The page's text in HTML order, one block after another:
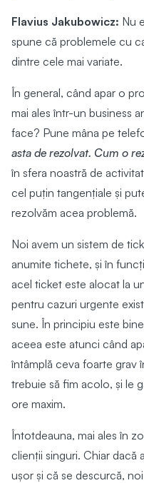
Flavius Jakubowicz: Nu
spune că problemele cu
dintre cele mai variate.
În general, când apar o
mai ales într-un business
face? Pune mâna pe
asta de rezolvat. Cum o
în sfera noastră de
cel puțin tangențiale și
rezolvăm acea problemă.
Noi avem un sistem de
anumite tichete, și în
acel ticket este alocat la
pentru cazuri urgente
sune. În principiu este
aceea este atunci când
întâmplă ceva foarte grav
trebuie să fim acolo, și le
ore maxim.
Întotdeauna, mai ales în
clienții singuri. Chiar dacă
ușor și că se descurcă,